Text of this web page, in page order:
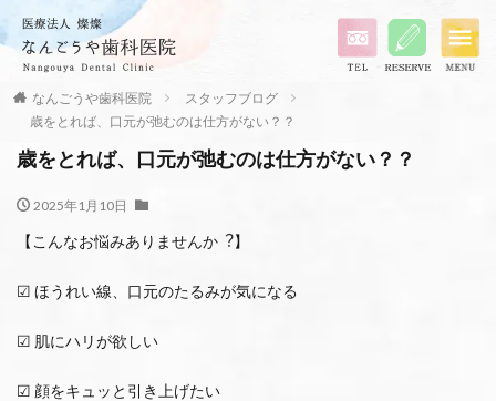
なんごうや歯科医院
スタッフブログ
歳をとれば、口元が弛むのは仕方がない？？
歳をとれば、口元が弛むのは仕方がない？？
2025年1月10日
【こんなお悩みありませんか︖】
☑ ほうれい線、⼝元のたるみが気になる
☑ 肌にハリが欲しい
☑︎ 顔をキュッと引き上げたい